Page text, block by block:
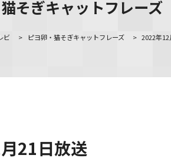
ンドそぎキャットフレーズ
ビ > ピヨ卵・猫そぎキャットフレーズ > 2022年
21日放送